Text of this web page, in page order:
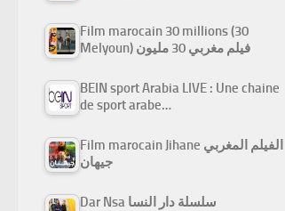
Film marocain 30 millions (30
Melyoun) فيلم مغربي 30 مليون
BEIN sport Arabia LIVE : Une chaine
de sport arabe…
Film marocain Jihane الفيلم المغربي
جيهان
Dar Nsa سلسلة دار النسا